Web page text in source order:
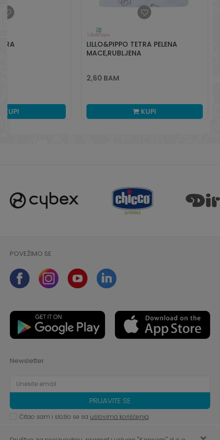
KUPI
LILLO&PIPPO TETRA PELENA
MACE,RUBLJENA
2,60 BAM
KUPI
POVEŽIMO SE
Newsletter
PRIJAVITE SE
Čitao sam i složio se sa uslovima korišćenja